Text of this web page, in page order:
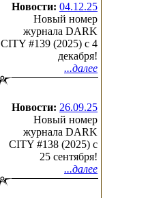
Новости: 04.12.25
Новый номер
журнала DARK
CITY #139 (2025) c 4
декабря!
...далее
Новости: 26.09.25
Новый номер
журнала DARK
CITY #138 (2025) c
25 сентября!
...далее